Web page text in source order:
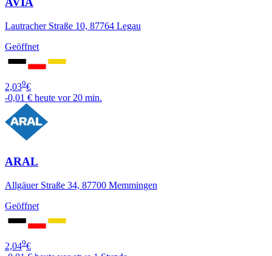
Lautracher Straße 10, 87764 Legau
Geöffnet
2,039€
-0,01 € heute vor 20 min.
ARAL
Allgäuer Straße 34, 87700 Memmingen
Geöffnet
2,049€